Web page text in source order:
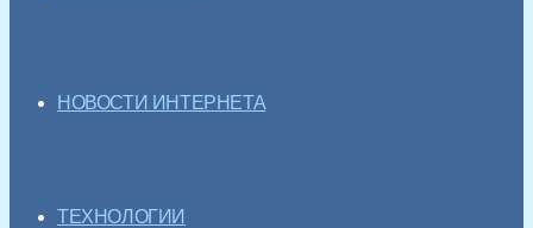
НОВОСТИ ИНТЕРНЕТА
ТЕХНОЛОГИИ